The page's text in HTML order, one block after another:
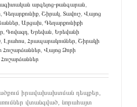
արգելոց-թանգարան
Գեղարքունիք Շիրակ Տավուշ Վայոց
Արցախ Գեղարքունիքի
Գովազդ Երեվան Երեվանի
, Լրահոս Հրապարակումներ Շիրակի
Հուշարձաններ Վայոց Ձորի
Հուշարձաններ
իրավախախտման դեպքեր,
վտանգված, նորահայտ